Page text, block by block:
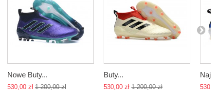
Nowe Buty...
530,00 zł 1 200,00 zł
Buty...
530,00 zł 1 200,00 zł